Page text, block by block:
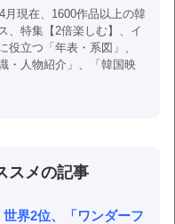
月現在、1600作品以上の韓
、特集【2倍楽しむ】、イ
役立つ「年表・系図」、
・人物紹介」、「韓国映
スメの記事
世界2位、「ワンダーフ